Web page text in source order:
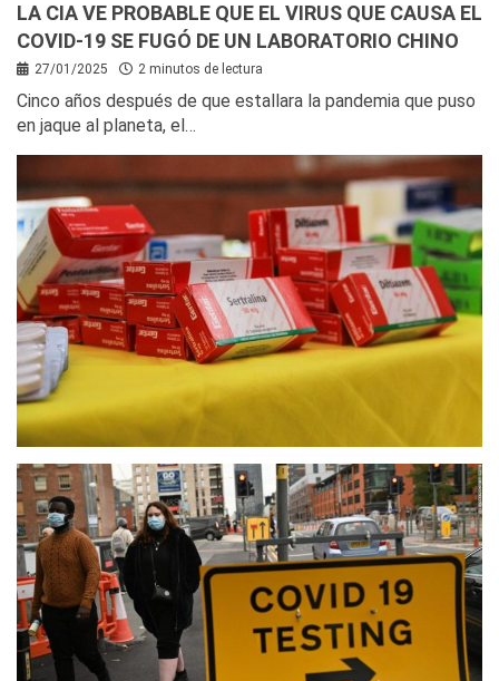
LA CIA VE PROBABLE QUE EL VIRUS QUE CAUSA EL
COVID-19 SE FUGÓ DE UN LABORATORIO CHINO
27/01/2025 2 minutos de lectura
Cinco años después de que estallara la pandemia que puso
en jaque al planeta, el…